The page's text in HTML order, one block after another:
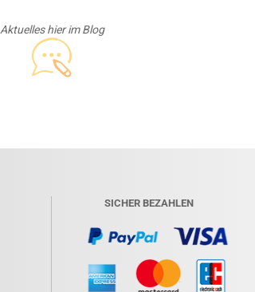
Aktuelles hier im Blog
SICHER BEZAHLEN